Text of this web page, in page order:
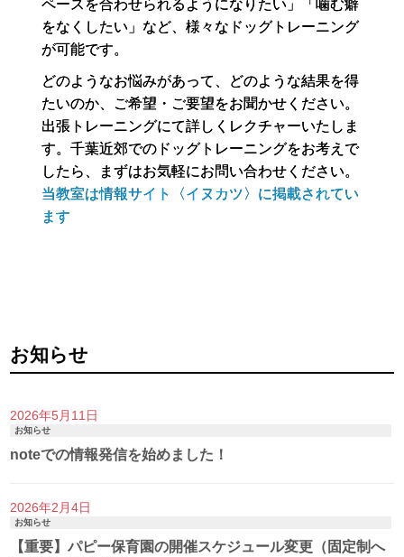
ペースを合わせられるようになりたい」「噛む癖
をなくしたい」など、様々なドッグトレーニング
が可能です。
どのようなお悩みがあって、どのような結果を得
たいのか、
ご希望・ご要望をお聞かせください。
出張トレーニングにて詳しくレクチャーいたしま
す。千葉近郊でのドッグトレーニングをお考えで
したら、まずはお気軽にお問い合わせください。
当教室は情報サイト〈イヌカツ〉に掲載されてい
ます
お知らせ
2026年5月11日
お知らせ
noteでの情報発信を始めました！
2026年2月4日
お知らせ
【重要】パピー保育園の開催スケジュール変更（固定制へ